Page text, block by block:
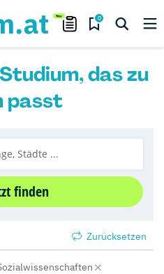
0
das zu
passt
finden
Zurücksetzen